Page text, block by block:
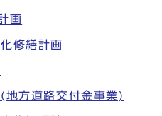
画
修繕計画
地方道路交付金事業)